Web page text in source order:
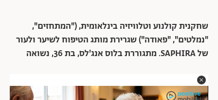
שחקנית קולנוע וטלוויזיה בינלאומית, ("המתחזים",
"נמלטים", "פאודה") שגרירת מותג הטיפוח לשיער ולעור
של SAPHIRA. מתגוררת בלוס אנג'לס, בת 36, נשואה